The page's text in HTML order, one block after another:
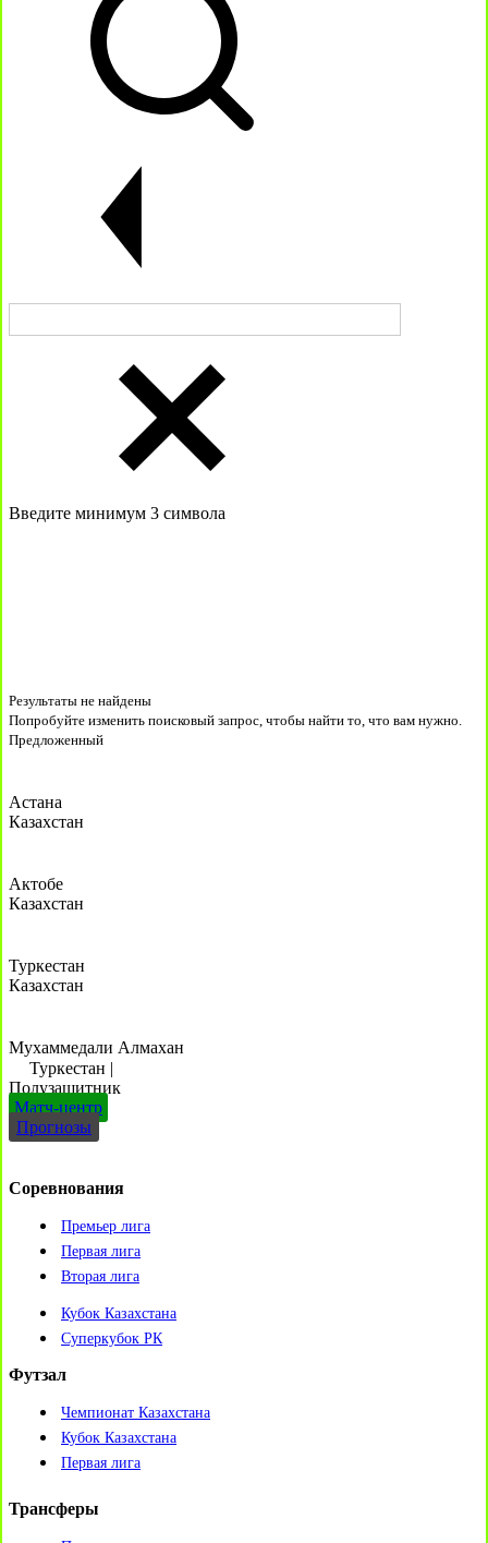
Введите минимум 3 символа
Результаты не найдены
Попробуйте изменить поисковый запрос, чтобы найти то, что вам нужно.
Предложенный
Астана
Казахстан
Актобе
Казахстан
Туркестан
Казахстан
Мухаммедали Алмахан
Туркестан |
Полузащитник
Матч-центр
Прогнозы
Соревнования
Премьер лига
Первая лига
Вторая лига
Кубок Казахстана
Суперкубок РК
Футзал
Чемпионат Казахстана
Кубок Казахстана
Первая лига
Трансферы